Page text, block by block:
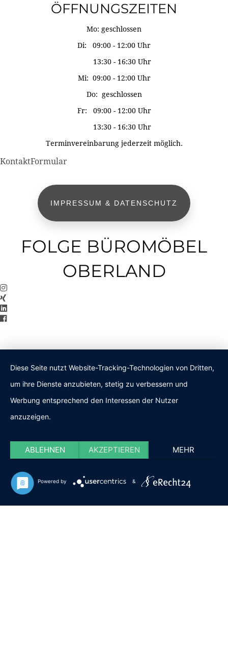
ÖFFNUNGSZEITEN
Mo: geschlossen
Di: 09:00 - 12:00 Uhr
13:30 - 16:30 Uhr
Mi: 09:00 - 12:00 Uhr
Do: geschlossen
Fr: 09:00 - 12:00 Uhr
13:30 - 16:30 Uhr
Terminvereinbarung jederzeit möglich.
KontaktFormular
IMPRESSUM & DATENSCHUTZ
FOLGE BÜROMÖBEL
OBERLAND
Diese Seite nutzt Website-Tracking-Technologien von Dritten,
um ihre Dienste anzubieten, stetig zu verbessern und
Werbung entsprechend den Interessen der Nutzer
anzuzeigen.
ABLEHNEN AKZEPTIEREN MEHR
Powered by &